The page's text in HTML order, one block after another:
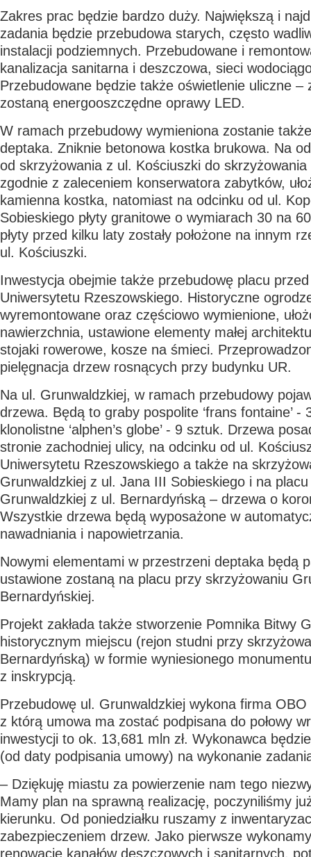
Zakres prac będzie bardzo duży. Największą i
zadania będzie przebudowa starych, często
instalacji podziemnych. Przebudowane i
kanalizacja sanitarna i deszczowa, sieci
Przebudowane będzie także oświetlenie uliczne –
zostaną energooszczędne oprawy LED.
W ramach przebudowy wymieniona zostanie
deptaka. Zniknie betonowa kostka brukowa. Na
od skrzyżowania z ul. Kościuszki do
zgodnie z zaleceniem konserwatora zabytków,
kamienna kostka, natomiast na odcinku od ul.
Sobieskiego płyty granitowe o wymiarach 30 na
płyty przed kilku laty zostały położone na innym
ul. Kościuszki.
Inwestycja obejmie także przebudowę placu
Uniwersytetu Rzeszowskiego. Historyczne
wyremontowane oraz częściowo wymienione,
nawierzchnia, ustawione elementy małej
stojaki rowerowe, kosze na śmieci.
pielęgnacja drzew rosnących przy budynku UR.
Na ul. Grunwaldzkiej, w ramach przebudowy
drzewa. Będą to graby pospolite ‘frans fontaine’ -
klonolistne ‘alphen’s globe’ - 9 sztuk. Drzewa
stronie zachodniej ulicy, na odcinku od ul.
Uniwersytetu Rzeszowskiego a także na
Grunwaldzkiej z ul. Jana III Sobieskiego i na
Grunwaldzkiej z ul. Bernardyńską – drzewa o
Wszystkie drzewa będą wyposażone w
nawadniania i napowietrzania.
Nowymi elementami w przestrzeni deptaka będą
ustawione zostaną na placu przy skrzyżowaniu
Bernardyńskiej.
Projekt zakłada także stworzenie Pomnika Bitwy
historycznym miejscu (rejon studni przy
Bernardyńską) w formie wyniesionego
z inskrypcją.
Przebudowę ul. Grunwaldzkiej wykona firma
z którą umowa ma zostać podpisana do połowy
inwestycji to ok. 13,681 mln zł. Wykonawca
(od daty podpisania umowy) na wykonanie
– Dziękuję miastu za powierzenie nam tego
Mamy plan na sprawną realizację, poczyniliśmy
kierunku. Od poniedziałku ruszamy z
zabezpieczeniem drzew. Jako pierwsze
renowację kanałów deszczowych i sanitarnych,